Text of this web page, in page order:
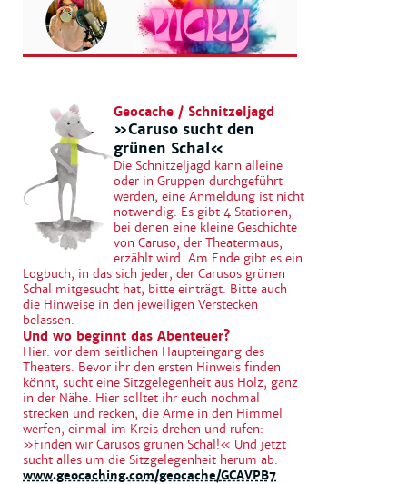
Geocache / Schnitzeljagd
»Caruso sucht den
grünen Schal«
Die Schnitzeljagd kann alleine
oder in Gruppen durchgeführt
werden, eine Anmeldung ist nicht
notwendig. Es gibt 4 Stationen,
bei denen eine kleine Geschichte
von Caruso, der Theatermaus,
erzählt wird. Am Ende gibt es ein
Logbuch, in das sich jeder, der Carusos grünen
Schal mitgesucht hat, bitte einträgt. Bitte auch
die Hinweise in den jeweiligen Verstecken
belassen.
Und wo beginnt das Abenteuer?
Hier: vor dem seitlichen Haupteingang des
Theaters. Bevor ihr den ersten Hinweis finden
könnt, sucht eine Sitzgelegenheit aus Holz, ganz
in der Nähe. Hier solltet ihr euch nochmal
strecken und recken, die Arme in den Himmel
werfen, einmal im Kreis drehen und rufen:
»Finden wir Carusos grünen Schal!« Und jetzt
sucht alles um die Sitzgelegenheit herum ab.
www.geocaching.com/geocache/GCAVPB7